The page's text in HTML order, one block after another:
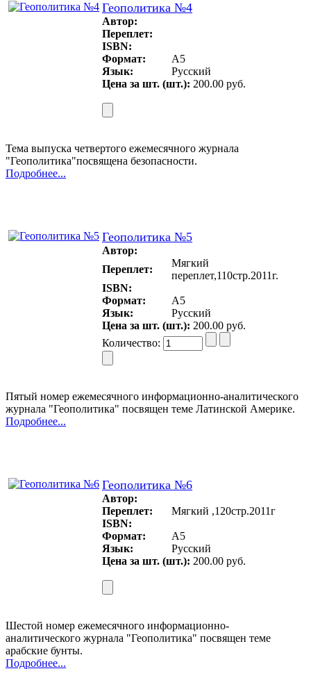
Геополитика №4
Автор:
Переплет:
ISBN:
Формат:
A5
Язык:
Русский
Цена за шт. (шт.): 200.00 руб.
Тема выпуска четвертого ежемесячного журнала
"Геополитика"посвящена безопасности.
Подробнее...
Геополитика №5
Автор:
Переплет:
Мягкий
переплет,110стр.2011г.
ISBN:
Формат:
A5
Язык:
Русский
Цена за шт. (шт.): 200.00 руб.
Количество:
Пятый номер ежемесячного информационно-аналитического
журнала "Геополитика" посвящен теме Латинской Америке.
Подробнее...
Геополитика №6
Автор:
Переплет:
Мягкий ,120стр.2011г
ISBN:
Формат:
A5
Язык:
Русский
Цена за шт. (шт.): 200.00 руб.
Шестой номер ежемесячного информационно-
аналитического журнала "Геополитика" посвящен теме
арабские бунты.
Подробнее...